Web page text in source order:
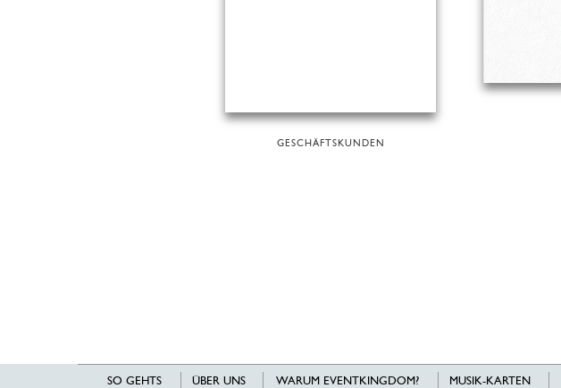
GESCHÄFTSKUNDEN
SO GEHTS ÜBER UNS WARUM EVENTKINGDOM? MUSIK-KARTEN